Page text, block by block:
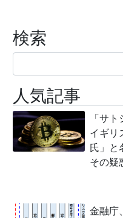
検索
人気記事
「サ
イギリ
氏」と
その疑
金融庁